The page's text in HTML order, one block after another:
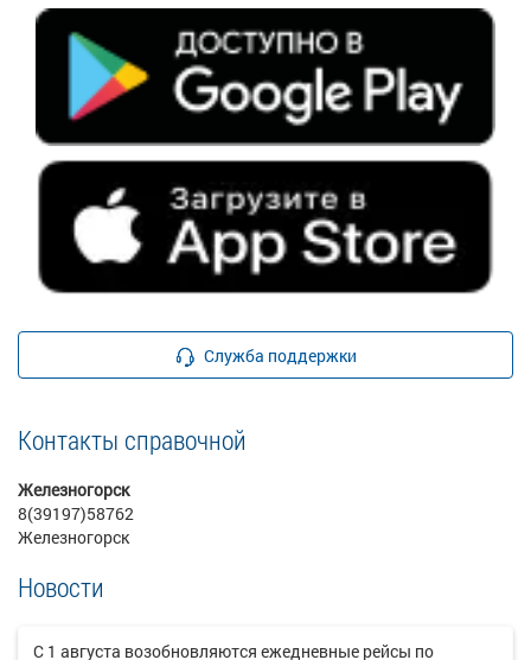
Служба поддержки
Контакты справочной
Железногорск
8(39197)58762
Железногорск
Новости
С 1 августа возобновляются ежедневные рейсы по